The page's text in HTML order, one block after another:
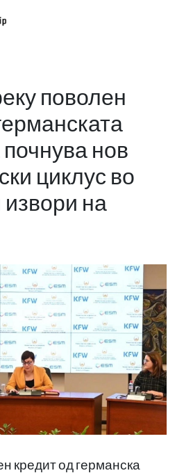
поволен
нов
циклус во
на
кредит од германска